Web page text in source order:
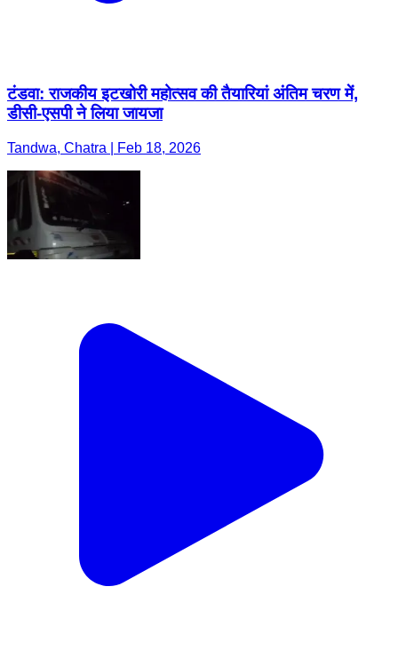
टंडवा: राजकीय इटखोरी महोत्सव की तैयारियां अंतिम चरण में,
डीसी-एसपी ने लिया जायजा
Tandwa, Chatra | Feb 18, 2026